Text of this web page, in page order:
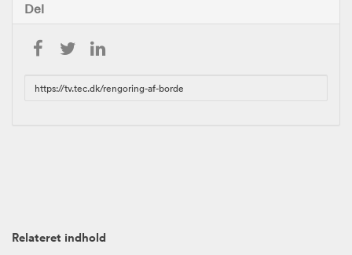
Del
URL
Relateret indhold